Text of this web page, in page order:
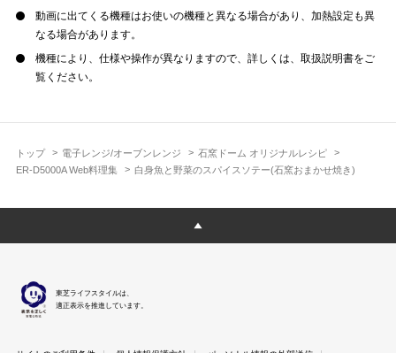
トップ 電子レンジ/オーブンレンジ
石窯ドーム オリジナルレシピ
ER-D5000A Web料理集
白身魚と野菜のスパイスソテー(石窯おまかせ焼き)
動画に出てくる機種はお使いの機種と異なる場合があり、加熱設定も異
なる場合があります。
機種により、仕様や操作が異なりますので、詳しくは、取扱説明書をご
覧ください。
東芝ライフスタイルは、
適正表示を推進しています。